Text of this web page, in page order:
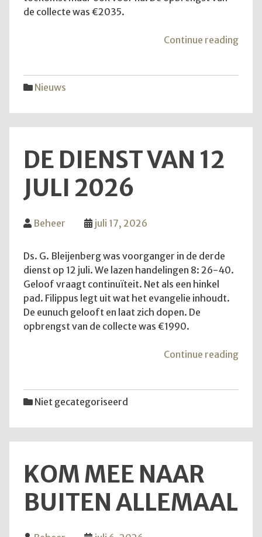
de collecte was €2035.
Continue reading
Nieuws
DE DIENST VAN 12
JULI 2026
Beheer juli 17, 2026
Ds. G. Bleijenberg was voorganger in de derde
dienst op 12 juli. We lazen handelingen 8: 26-40.
Geloof vraagt continuïteit. Net als een hinkel
pad. Filippus legt uit wat het evangelie inhoudt.
De eunuch gelooft en laat zich dopen. De
opbrengst van de collecte was €1990.
Continue reading"De
Niet gecategoriseerd
KOM MEE NAAR
BUITEN ALLEMAAL